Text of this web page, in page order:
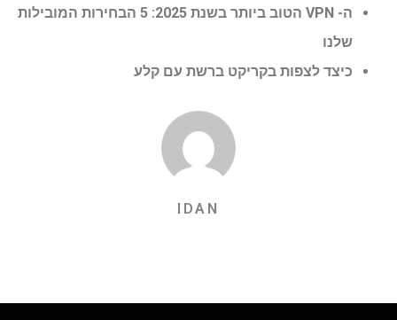
ה- VPN הטוב ביותר בשנת 2025: 5 הבחירות המובילות
שלנו
כיצד לצפות בקריקט ברשת עם קלע
IDAN